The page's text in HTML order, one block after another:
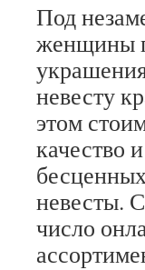
Под
женщины
невесту
этом
качество
невесты.
число